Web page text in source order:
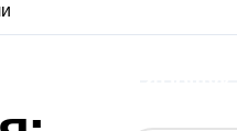
контракти на
та гнилі фрукти